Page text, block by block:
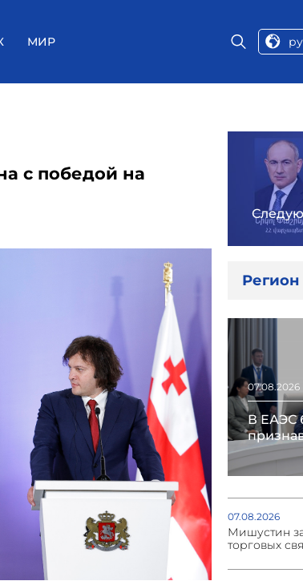
МИР
с победой на
Регион
07.08.2026
В ЕАЭС
07.08.2026
Мишустин
торговых